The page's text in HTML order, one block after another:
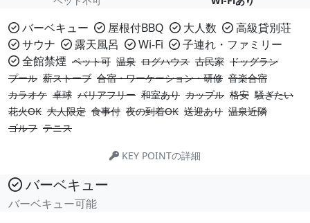
バーベキュー 屋根付BBQ 大人数
高級貸別荘
サウナ
露天風呂 Wi-Fi
子連れ・ファミリー
全館禁煙 ペット可 温泉 ログハウス 古民家 ドッグラン
プール 薪ストーブ 合宿・ワーケーション・研修 音楽合宿
カラオケ 卓球 バリアフリー 和室あり カップル 格安 騒ぎたい
花火OK 大人限定 食事付 夜の到着OK 送迎あり 温泉近隣
ゴルフ テニス
KEY POINTの詳細
バーベキュー
バーベキュー可能